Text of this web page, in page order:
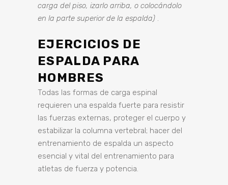
carga del piso, izarlo arriba, o colocándolo
en la parte superior de la espalda) .
EJERCICIOS DE
ESPALDA PARA
HOMBRES
Todas las formas de carga espinal
requieren una espalda fuerte para resistir
las fuerzas externas, proteger el cuerpo y
estabilizar la columna vertebral; hacer del
entrenamiento de espalda un aspecto
esencial y vital del entrenamiento para
atletas de fuerza y ​​potencia.